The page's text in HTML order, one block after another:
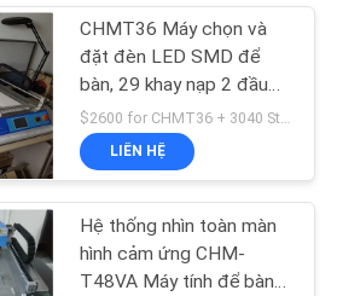
và đặt máy
19
CHMT36 Máy chọn và
đặt đèn LED SMD để
bàn, 29 khay nạp 2 đầu
Máy SMT nhỏ
LIÊN HỆ
Hệ thống nhìn toàn màn
hình cảm ứng CHM-
T48VA Máy tính để bàn